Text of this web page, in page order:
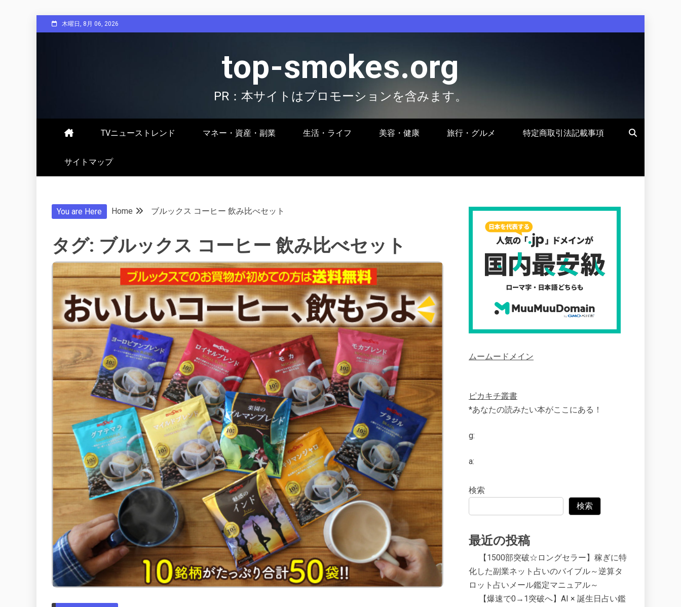
to
木曜日, 8月 06, 2026
top-smokes.org
PR：本サイトはプロモーションを含みます。
TVニューストレンド マネー・資産・副業 生活・ライフ 美容・健康 旅行・グルメ 特定商取引法記載事項
サイトマップ
You are Here Home ブルックス コーヒー 飲み比べセット
タグ: ブルックス コーヒー 飲み比べセット
ムームードメイン
ピカキチ叢書
*あなたの読みたい本がここにある！
g:
a:
検索
検索
最近の投稿
【1500部突破☆ロングセラー】稼ぎに特
化した副業ネット占いのバイブル～逆算タ
ロット占いメール鑑定マニュアル～
【爆速で0→1突破へ】AI × 誕生日占い鑑